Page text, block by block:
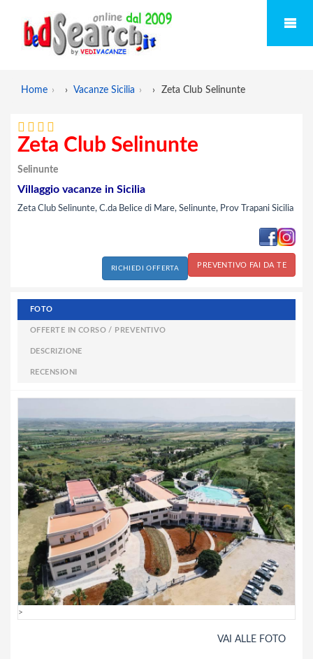
Home › Vacanze Sicilia › Zeta Club Selinunte
Zeta Club Selinunte
Selinunte
Villaggio vacanze in Sicilia
Zeta Club Selinunte, C.da Belice di Mare, Selinunte, Prov Trapani Sicilia
PREVENTIVO FAI DA TE
RICHIEDI OFFERTA
FOTO
OFFERTE IN CORSO / PREVENTIVO
DESCRIZIONE
RECENSIONI
>
VAI ALLE FOTO